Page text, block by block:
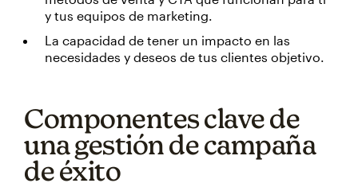
y tus equipos de marketing.
La capacidad de tener un impacto en las
necesidades y deseos de tus clientes objetivo.
Componentes clave de
una gestión de campaña
de éxito